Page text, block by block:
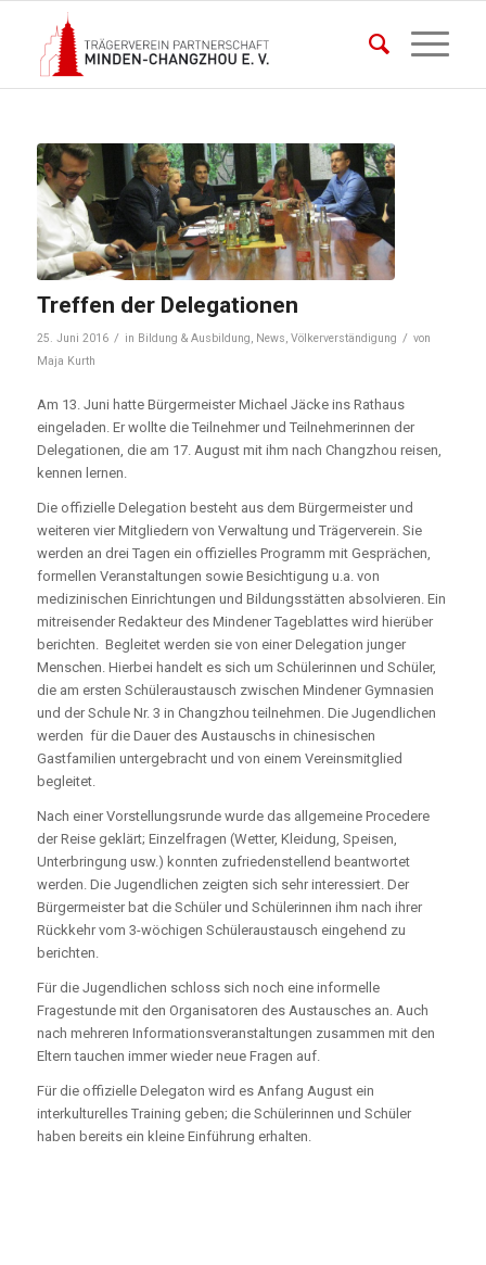
Treffen der Delegationen
25. Juni 2016 / in Bildung & Ausbildung, News, Völkerverständigung / von
Maja Kurth
Am 13. Juni hatte Bürgermeister Michael Jäcke ins Rathaus
eingeladen. Er wollte die Teilnehmer und Teilnehmerinnen der
Delegationen, die am 17. August mit ihm nach Changzhou reisen,
kennen lernen.
Die offizielle Delegation besteht aus dem Bürgermeister und
weiteren vier Mitgliedern von Verwaltung und Trägerverein. Sie
werden an drei Tagen ein offizielles Programm mit Gesprächen,
formellen Veranstaltungen sowie Besichtigung u.a. von
medizinischen Einrichtungen und Bildungsstätten absolvieren. Ein
mitreisender Redakteur des Mindener Tageblattes wird hierüber
berichten. Begleitet werden sie von einer Delegation junger
Menschen. Hierbei handelt es sich um Schülerinnen und Schüler,
die am ersten Schüleraustausch zwischen Mindener Gymnasien
und der Schule Nr. 3 in Changzhou teilnehmen. Die Jugendlichen
werden für die Dauer des Austauschs in chinesischen
Gastfamilien untergebracht und von einem Vereinsmitglied
begleitet.
Nach einer Vorstellungsrunde wurde das allgemeine Procedere
der Reise geklärt; Einzelfragen (Wetter, Kleidung, Speisen,
Unterbringung usw.) konnten zufriedenstellend beantwortet
werden. Die Jugendlichen zeigten sich sehr interessiert. Der
Bürgermeister bat die Schüler und Schülerinnen ihm nach ihrer
Rückkehr vom 3-wöchigen Schüleraustausch eingehend zu
berichten.
Für die Jugendlichen schloss sich noch eine informelle
Fragestunde mit den Organisatoren des Austausches an. Auch
nach mehreren Informationsveranstaltungen zusammen mit den
Eltern tauchen immer wieder neue Fragen auf.
Für die offizielle Delegaton wird es Anfang August ein
interkulturelles Training geben; die Schülerinnen und Schüler
haben bereits ein kleine Einführung erhalten.